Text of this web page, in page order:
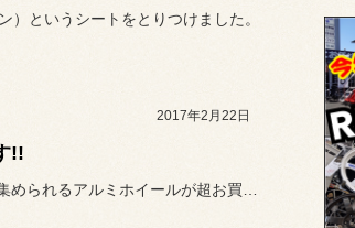
）というシートをとりつけました。
2017年2月22日
!!